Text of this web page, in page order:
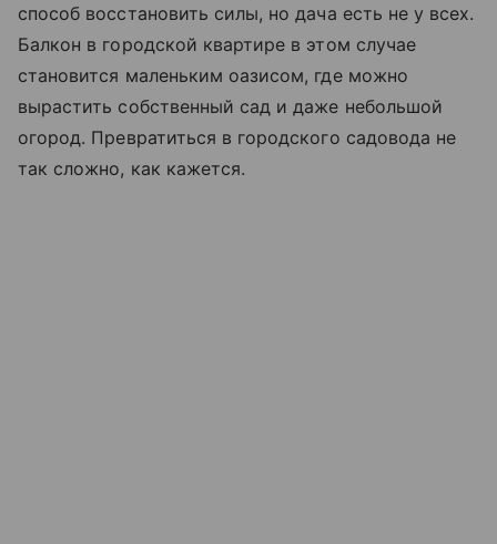
способ восстановить силы, но дача есть не у всех.
Балкон в городской квартире в этом случае
становится маленьким оазисом, где можно
вырастить собственный сад и даже небольшой
огород. Превратиться в городского садовода не
так сложно, как кажется.